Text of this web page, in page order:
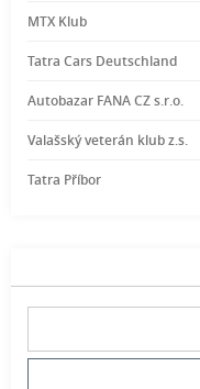
MTX Klub
Tatra Cars Deutschland
Autobazar FANA CZ s.r.o.
Valašský veterán klub z.s.
Tatra Příbor